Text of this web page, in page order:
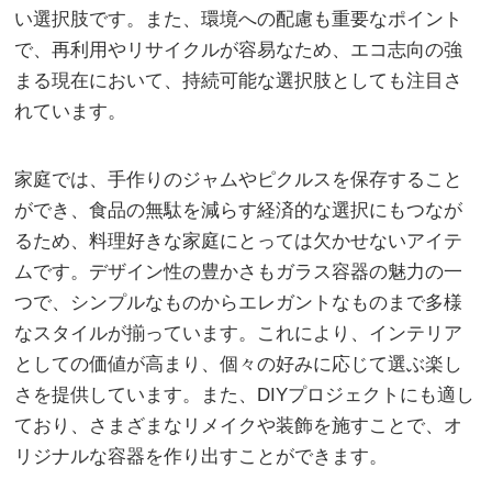
い選択肢です。また、環境への配慮も重要なポイント
で、再利用やリサイクルが容易なため、エコ志向の強
まる現在において、持続可能な選択肢としても注目さ
れています。
家庭では、手作りのジャムやピクルスを保存すること
ができ、食品の無駄を減らす経済的な選択にもつなが
るため、料理好きな家庭にとっては欠かせないアイテ
ムです。デザイン性の豊かさもガラス容器の魅力の一
つで、シンプルなものからエレガントなものまで多様
なスタイルが揃っています。これにより、インテリア
としての価値が高まり、個々の好みに応じて選ぶ楽し
さを提供しています。また、DIYプロジェクトにも適し
ており、さまざまなリメイクや装飾を施すことで、オ
リジナルな容器を作り出すことができます。